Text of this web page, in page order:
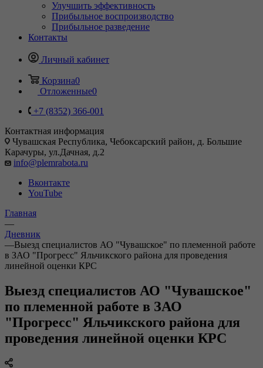
Улучшить эффективность
Прибыльное воспроизводство
Прибыльное разведение
Контакты
Личный кабинет
Корзина0
Отложенные0
+7 (8352) 366-001
Контактная информация
Чувашская Республика, Чебоксарский район, д. Большие
Карачуры, ул.Дачная, д.2
info@plemrabota.ru
Вконтакте
YouTube
Главная
—
Дневник
—Выезд специалистов АО "Чувашское" по племенной работе
в ЗАО "Прогресс" Яльчикского района для проведения
линейной оценки КРС
Выезд специалистов АО "Чувашское"
по племенной работе в ЗАО
"Прогресс" Яльчикского района для
проведения линейной оценки КРС